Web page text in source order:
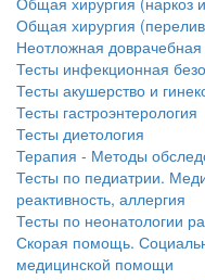
бесплатно, в
Общая хирургия
Неотложная
Тесты инфекционная
Тесты акушерство и
Тесты гастроэнтерология
Тесты диетология
Терапия - Методы
Тесты по педиатрии.
реактивность, аллергия
Тесты по неонатологии
Скорая помощь.
медицинской помощи